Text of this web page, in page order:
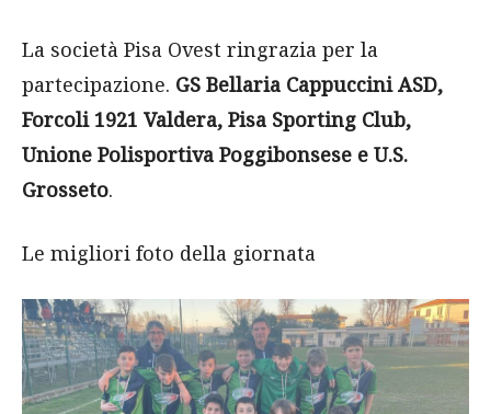
La società Pisa Ovest ringrazia per la
partecipazione. GS Bellaria Cappuccini ASD,
Forcoli 1921 Valdera, Pisa Sporting Club,
Unione Polisportiva Poggibonsese e U.S.
Grosseto.
Le migliori foto della giornata